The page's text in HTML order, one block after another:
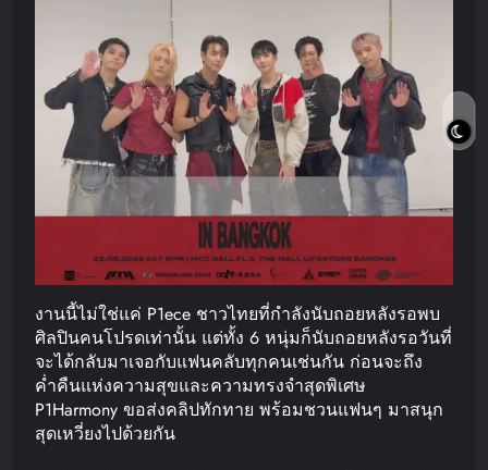
งานนี้ไม่ใช่แค่ P1ece ชาวไทยที่กำลังนับถอยหลังรอพบ
ศิลปินคนโปรดเท่านั้น แต่ทั้ง 6 หนุ่มก็นับถอยหลังรอวันที่
จะได้กลับมาเจอกับแฟนคลับทุกคนเช่นกัน ก่อนจะถึง
ค่ำคืนแห่งความสุขและความทรงจำสุดพิเศษ
P1Harmony ขอส่งคลิปทักทาย พร้อมชวนแฟนๆ มาสนุก
สุดเหวี่ยงไปด้วยกัน